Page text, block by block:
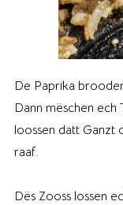
De Paprika
Dann mëschen
loossen datt Ganzt
raaf.
Dës Zooss lossen